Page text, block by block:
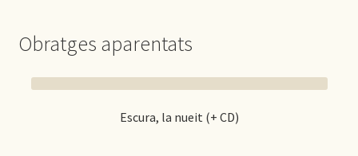
Obratges aparentats
Escura, la nueit (+ CD)